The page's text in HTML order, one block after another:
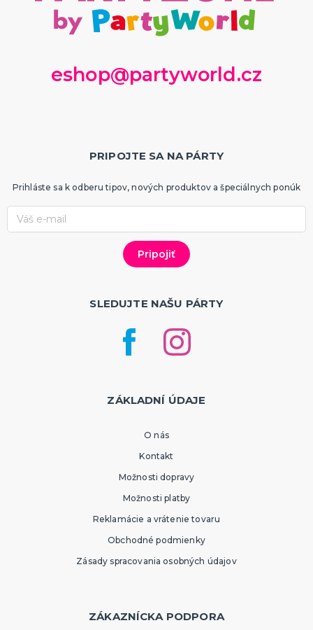
eshop@partyworld.cz
PRIPOJTE SA NA PÁRTY
Prihláste sa k odberu tipov, nových produktov a špeciálnych ponúk
SLEDUJTE NAŠU PÁRTY
ZÁKLADNÍ ÚDAJE
O nás
Kontakt
Možnosti dopravy
Možnosti platby
Reklamácie a vrátenie tovaru
Obchodné podmienky
Zásady spracovania osobných údajov
ZÁKAZNÍCKA PODPORA